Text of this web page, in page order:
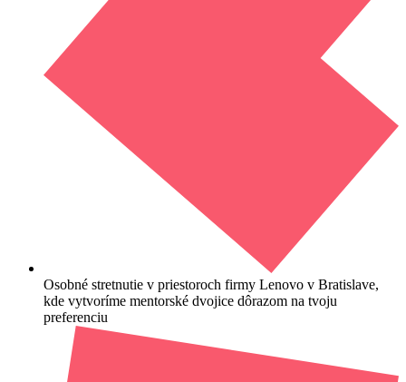
Osobné stretnutie v priestoroch firmy Lenovo v Bratislave,
kde vytvoríme mentorské dvojice dôrazom na tvoju
preferenciu